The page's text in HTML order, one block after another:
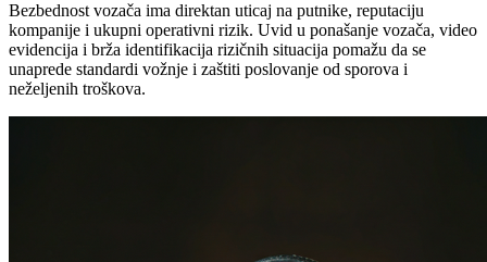
Bezbednost vozača ima direktan uticaj na putnike, reputaciju
kompanije i ukupni operativni rizik. Uvid u ponašanje vozača, video
evidencija i brža identifikacija rizičnih situacija pomažu da se
unaprede standardi vožnje i zaštiti poslovanje od sporova i
neželjenih troškova.